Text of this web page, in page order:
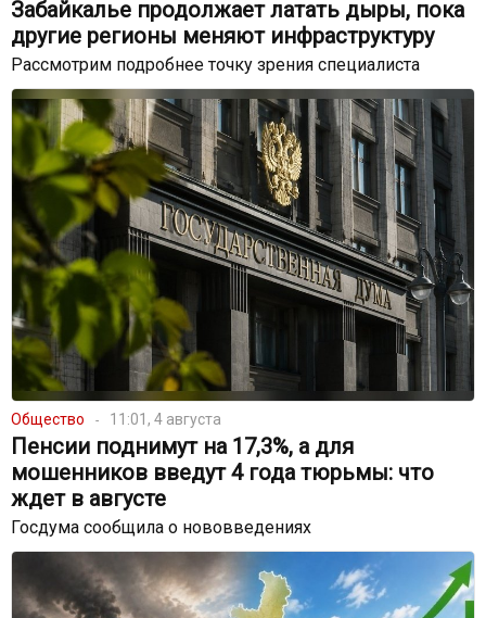
Забайкалье продолжает латать дыры, пока
другие регионы меняют инфраструктуру
Рассмотрим подробнее точку зрения специалиста
Общество 11:01, 4 августа
Пенсии поднимут на 17,3%, а для
мошенников введут 4 года тюрьмы: что
ждет в августе
Госдума сообщила о нововведениях